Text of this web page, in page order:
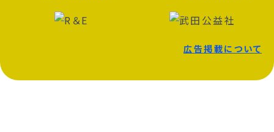
広告掲載について